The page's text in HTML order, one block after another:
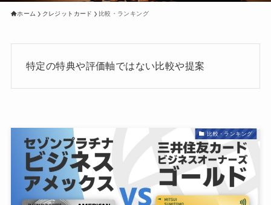
ホーム クレジットカード 比較・ランキング
特定の特典や評価軸ではない比較や提案
比較・ランキング